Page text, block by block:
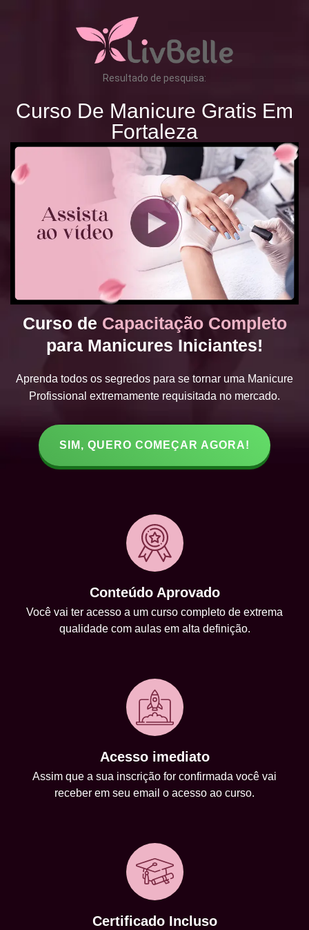
Resultado de pesquisa:
Curso De Manicure Gratis Em
Fortaleza
Curso de Capacitação Completo
para Manicures Iniciantes!
Aprenda todos os segredos para se tornar uma Manicure
Profissional extremamente requisitada no mercado.
SIM, QUERO COMEÇAR AGORA!
Conteúdo Aprovado
Você vai ter acesso a um curso completo de extrema
qualidade com aulas em alta definição.
Acesso imediato
Assim que a sua inscrição for confirmada você vai
receber em seu email o acesso ao curso.
Certificado Incluso